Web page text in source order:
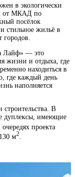
в экологически
от МКАД по
посёлок
стильное жильё в
городов.
Лайф» — это
жизни и отдыха, где
находиться в
где каждый день
наполняется
В
дуплексы, имеющие
очередях проекта
м2